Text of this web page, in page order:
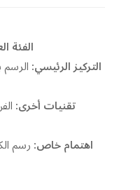
الفئة
التركيز الرئيسي:الرسم
تقنيات أخرى:
اهتمام خاص:رسم